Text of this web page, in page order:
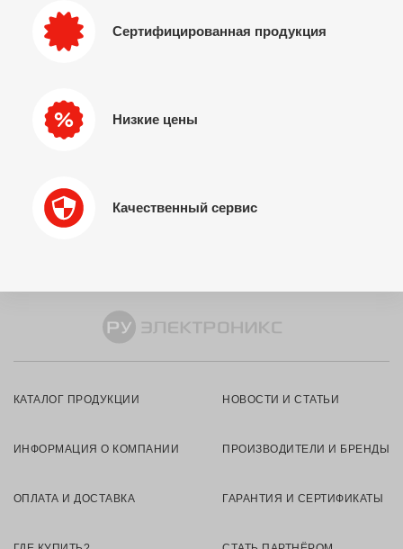
Сертифицированная продукция
Низкие цены
Качественный сервис
КАТАЛОГ ПРОДУКЦИИ НОВОСТИ И СТАТЬИ
ИНФОРМАЦИЯ О КОМПАНИИ ПРОИЗВОДИТЕЛИ И БРЕНДЫ
ОПЛАТА И ДОСТАВКА ГАРАНТИЯ И СЕРТИФИКАТЫ